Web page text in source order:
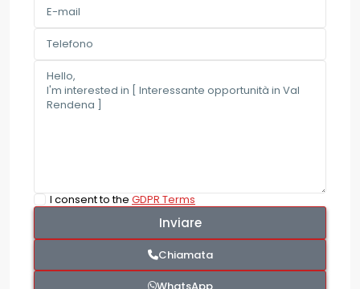
I consent to the GDPR Terms
Chiamata
WhatsApp